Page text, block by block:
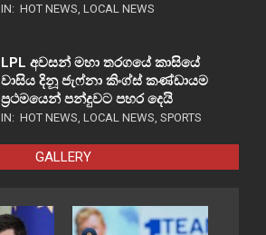
IN: HOT NEWS, LOCAL NEWS
LPL අවසන් මහා තරගයේ කාසියේ
වාසිය දිනූ ජැෆ්නා කිංග්ස් කණ්ඩායම
ප්‍රථමයෙන් පන්දුවට පහර දෙයි
IN: HOT NEWS, LOCAL NEWS, SPORTS
GALLERY